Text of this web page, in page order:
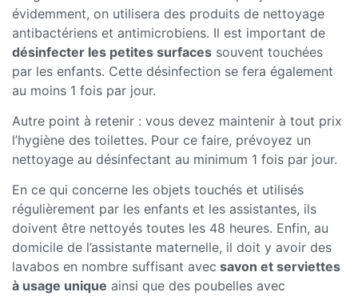
évidemment, on utilisera des produits de nettoyage
antibactériens et antimicrobiens. Il est important de
désinfecter les petites surfaces souvent touchées
par les enfants. Cette désinfection se fera également
au moins 1 fois par jour.
Autre point à retenir : vous devez maintenir à tout prix
l’hygiène des toilettes. Pour ce faire, prévoyez un
nettoyage au désinfectant au minimum 1 fois par jour.
En ce qui concerne les objets touchés et utilisés
régulièrement par les enfants et les assistantes, ils
doivent être nettoyés toutes les 48 heures. Enfin, au
domicile de l’assistante maternelle, il doit y avoir des
lavabos en nombre suffisant avec savon et serviettes
à usage unique ainsi que des poubelles avec